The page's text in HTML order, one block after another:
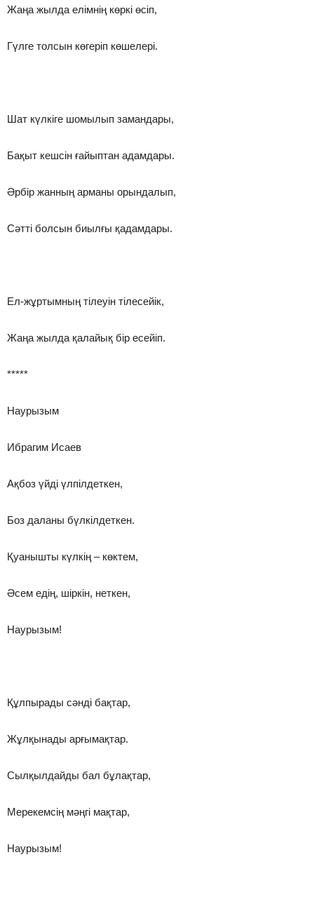
Жаңа жылда елімнің көркі өсіп,
Гүлге толсын көгеріп көшелері.
Шат күлкіге шомылып замандары,
Бақыт кешсін ғайыптан адамдары.
Әрбір жанның арманы орындалып,
Сәтті болсын биылғы қадамдары.
Ел-жұртымның тілеуін тілесейік,
Жаңа жылда қалайық бір есейіп.
*****
Наурызым
Ибрагим Исаев
Ақбоз үйді үлпілдеткен,
Боз даланы бүлкілдеткен.
Қуанышты күлкің – көктем,
Әсем едің, шіркін, неткен,
Наурызым!
Құлпырады сәнді бақтар,
Жұлқынады арғымақтар.
Сылқылдайды бал бұлақтар,
Мерекемсің мәңгі мақтар,
Наурызым!